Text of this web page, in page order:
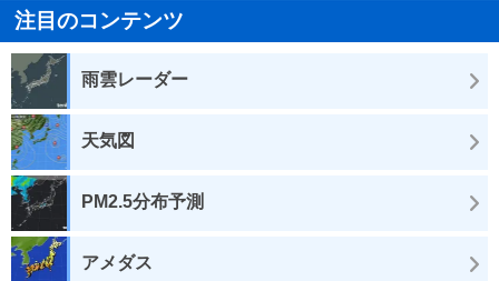
注目のコンテンツ
雨雲レーダー
天気図
PM2.5分布予測
アメダス